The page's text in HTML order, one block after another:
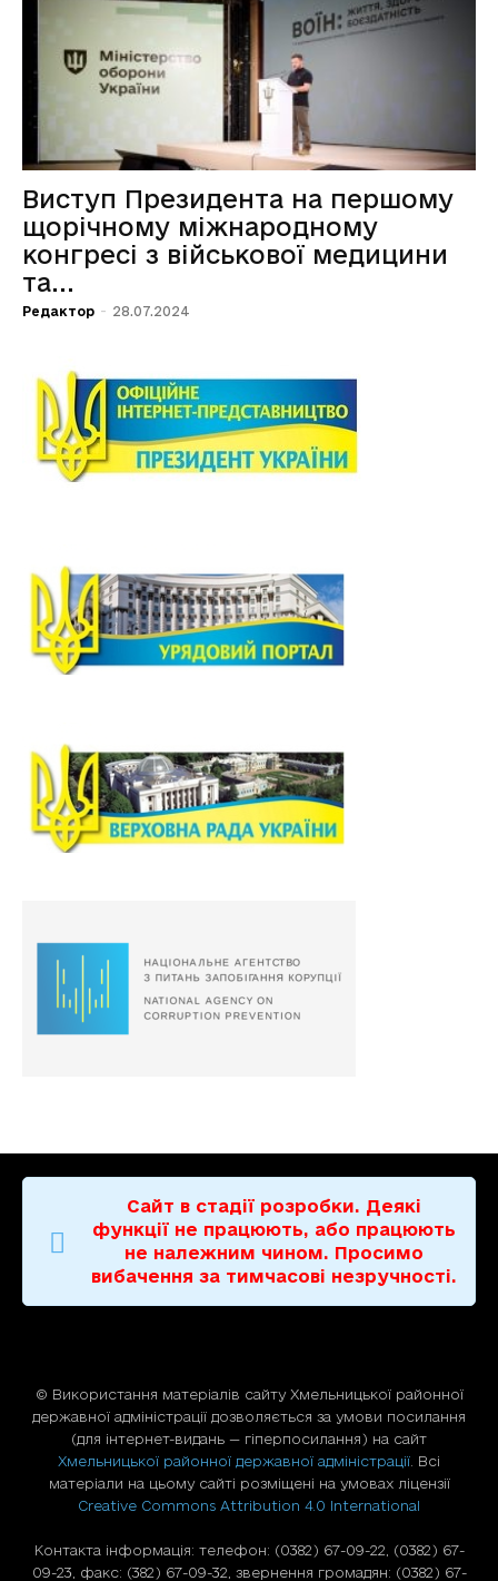
Виступ Президента на першому
щорічному міжнародному
конгресі з військової медицини
та...
Редактор - 28.07.2024
Сайт в стадії розробки. Деякі
функції не працюють, або працюють
не належним чином. Просимо
вибачення за тимчасові незручності.
© Використання матерiалiв сайту Хмельницької районної
державної адміністрації дозволяється за умови посилання
(для iнтернет-видань — гiперпосилання) на сайт
Хмельницької районної державної адміністрації . Всі
матеріали на цьому сайті розміщені на умовах ліцензії
Creative Commons Attribution 4.0 International
Контакта інформація: телефон: (0382) 67-09-22, (0382) 67-
09-23, факс: (382) 67-09-32, звернення громадян: (0382) 67-